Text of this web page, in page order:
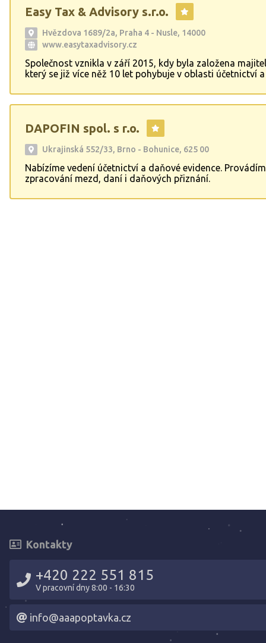
všech daňových povinností. S důrazem na individuální
snažíme poskytovat našim kl
Easy Tax & Advisory s.r.o.
Hvězdova 1689/2a, Praha 4 - Nusle, 14000
www.easytaxadvisory.cz
Společnost vznikla v září 2015, kdy byla založena
který se již více něž 10 let pohybuje v oblasti účetnictví
účetnictví. Svým klientům připravíme vždy řešení na
DAPOFIN spol. s r.o.
Ukrajinská 552/33, Brno - Bohunice, 625 00
Nabízíme vedení účetnictví a daňové evidence.
zpracování mezd, daní i daňových přiznání.
Kontakty
+420 222 551 815
V pracovní dny 8:00 - 16:30
info@aaapoptavka.cz